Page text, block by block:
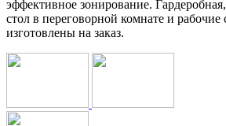
эффективное зонирование.
стол в переговорной комнате и рабочие
изготовлены на заказ.